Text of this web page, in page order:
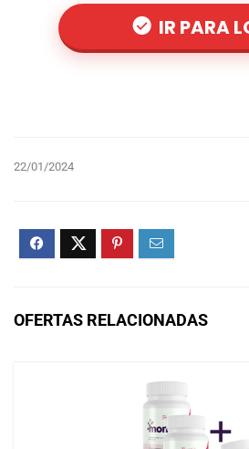
IR PARA
22/01/2024
OFERTAS RELACIONADAS